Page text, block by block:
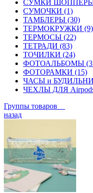
СУМКИ ШОППЕРЫ
СУМОЧКИ (1)
ТАМБЛЕРЫ (30)
ТЕРМОКРУЖКИ (9)
ТЕРМОСЫ (22)
ТЕТРАДИ (83)
ТОЧИЛКИ (24)
ФОТОАЛЬБОМЫ
ФОТОРАМКИ (15)
ЧАСЫ и
ЧЕХЛЫ ДЛЯ
Группы товаров
назад